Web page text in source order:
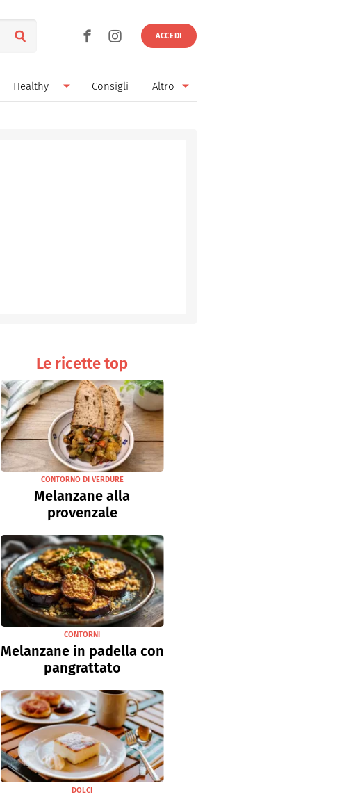
ACCEDI
Healthy Consigli Altro
Le ricette top
CONTORNO DI VERDURE
Melanzane alla
provenzale
CONTORNI
Melanzane in padella con
pangrattato
DOLCI